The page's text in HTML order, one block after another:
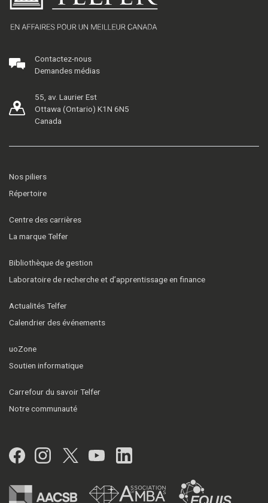
Contactez-nous
Demandes médias
55, av. Laurier Est
Ottawa (Ontario) K1N 6N5
Canada
Nos piliers
Répertoire
Centre des carrières
La marque Telfer
Bibliothèque de gestion
Laboratoire de recherche et d’apprentissage en finance
Actualités Telfer
Calendrier des événements
uoZone
Soutien informatique
Carrefour du savoir Telfer
Notre communauté
Facebook
Instagram
Twitter
YouTubeLinkedIn